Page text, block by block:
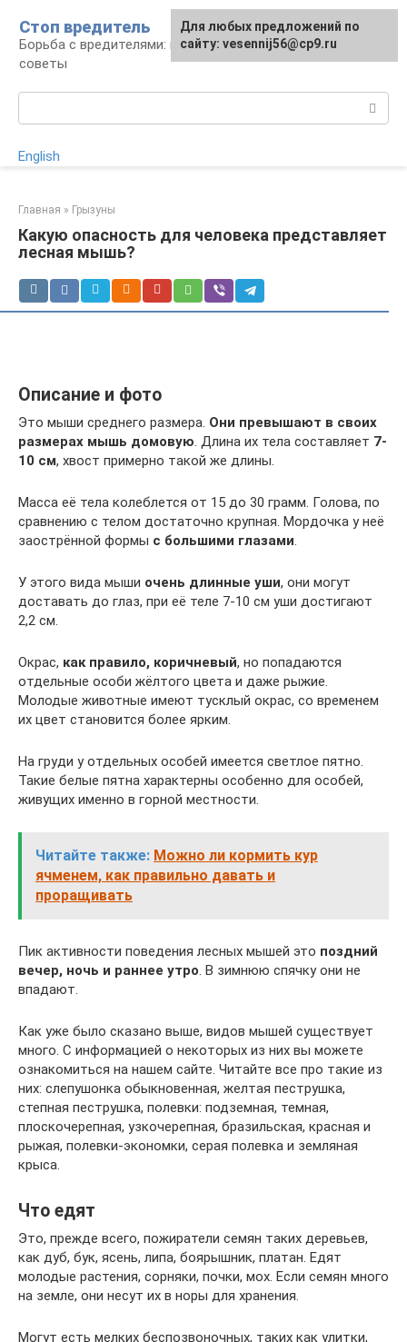
контенту
Стоп вредитель
Борьба с вредителями: правила, средства,
советы
English
Главная » Грызуны
Какую опасность для человека представляет
лесная мышь?
Описание и фото
Это мыши среднего размера. Они превышают в своих
размерах мышь домовую. Длина их тела составляет 7-
10 см, хвост примерно такой же длины.
Масса её тела колеблется от 15 до 30 грамм. Голова, по
сравнению с телом достаточно крупная. Мордочка у неё
заострённой формы с большими глазами.
У этого вида мыши очень длинные уши, они могут
доставать до глаз, при её теле 7-10 см уши достигают
2,2 см.
Окрас, как правило, коричневый, но попадаются
отдельные особи жёлтого цвета и даже рыжие.
Молодые животные имеют тусклый окрас, со временем
их цвет становится более ярким.
На груди у отдельных особей имеется светлое пятно.
Такие белые пятна характерны особенно для особей,
живущих именно в горной местности.
Читайте также: Можно ли кормить кур
ячменем, как правильно давать и
проращивать
Пик активности поведения лесных мышей это поздний
вечер, ночь и раннее утро. В зимнюю спячку они не
впадают.
Как уже было сказано выше, видов мышей существует
много. С информацией о некоторых из них вы можете
ознакомиться на нашем сайте. Читайте все про такие из
них: слепушонка обыкновенная, желтая пеструшка,
степная пеструшка, полевки: подземная, темная,
плоскочерепная, узкочерепная, бразильская, красная и
рыжая, полевки-экономки, серая полевка и земляная
крыса.
Что едят
Это, прежде всего, пожиратели семян таких деревьев,
как дуб, бук, ясень, липа, боярышник, платан. Едят
молодые растения, сорняки, почки, мох. Если семян много
на земле, они несут их в норы для хранения.
Могут есть мелких беспозвоночных, таких как улитки,
Для любых предложений по
сайту: vesennij56@cp9.ru